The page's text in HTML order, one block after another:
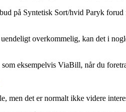
på Syntetisk Sort/hvid Paryk forud
overkommelig, kan det i
eksempelvis ViaBill, når du
men det er normalt ikke videre